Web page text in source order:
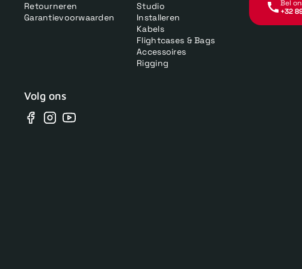
Retourneren
Garantievoorwaarden
Studio
Installeren
Kabels
Flightcases & Bags
Accessoires
Rigging
Bel
+32
Volg ons
Facebook
Instagram
YouTube